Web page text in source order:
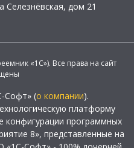
Селезнёвская, дом 21
«1С»). Все права на сайт
Софт» (о компании).
платформу
конфигурации программных
8», представленные на